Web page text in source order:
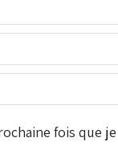
fois que je